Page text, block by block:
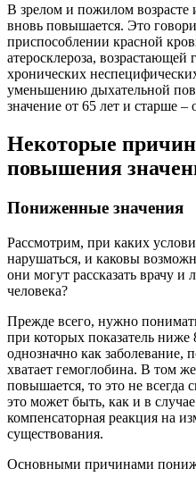
В зрелом и пожилом возрасте
вновь повышается. Это
приспособлении красной
атеросклероза,
хронических
уменьшению дыхательной
значение от 65 лет и старше –
Некоторые
повышения
Пониженные значения
Рассмотрим, при каких
нарушаться, и каковы
они могут рассказать врачу и
человека?
Прежде всего, нужно
при которых показатель ниже
однозначно как заболевание,
хватает гемоглобина. В том
повышается, то это не всегда
это может быть, как и в
компенсаторная реакция на
существования.
Основными причинами